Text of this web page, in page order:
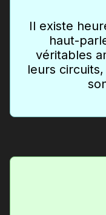
Il existe
haut-
véritables
leurs